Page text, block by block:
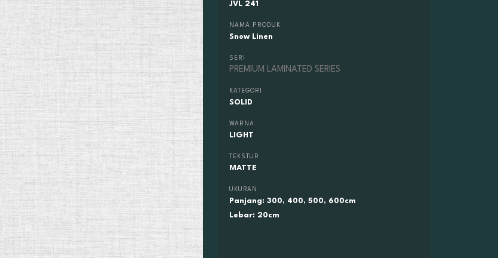
JVL 241
NAMA PRODUK
Snow Linen
SERI
PREMIUM LAMINATED SERIES
KATEGORI
SOLID
WARNA
LIGHT
TEKSTUR
MATTE
UKURAN
Panjang: 300, 400, 500, 600cm
Lebar: 20cm